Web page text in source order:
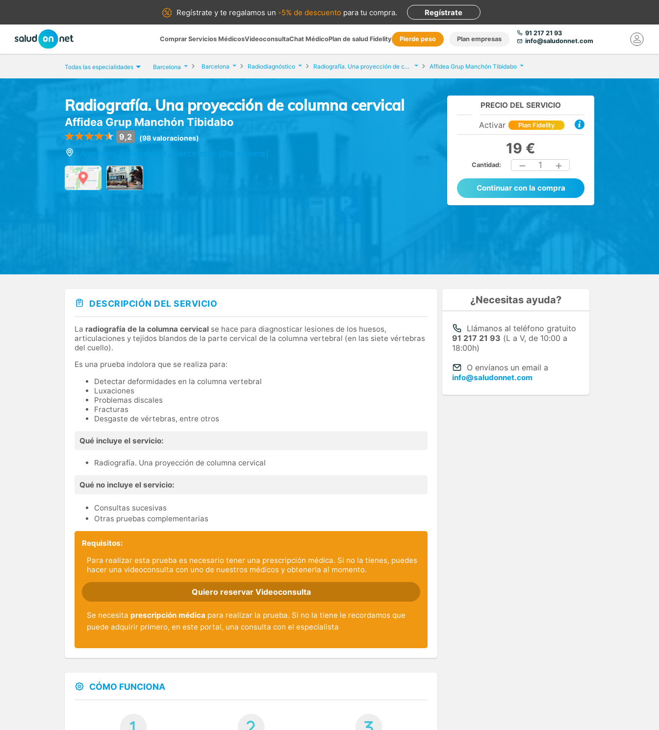
Regístrate yte regalamos un -5% de descuento para tu compra. Regístrate
Comprar Servicios MédicosVideoconsultaChat MédicoPlan de salud Fidelity Pierde peso Plan empresas
91 217 21 93
info@saludonnet.com
Todas las especialidades Barcelona Barcelona Radiodiagnóstico Radiografía. Una proyección de columna cervical Affidea Grup Manchón Tibidabo
Radiografía. Una proyección de columna cervical
Affidea Grup Manchón Tibidabo
9,2 (98 valoraciones)
PRECIO DEL SERVICIO
Activar Plan Fidelity
19 €
Cantidad: 1
Continuar con la compra
DESCRIPCIÓN DEL SERVICIO
La radiografía de la columna cervical se hace para diagnosticar lesiones de los huesos,
articulaciones y tejidos blandos de la parte cervical de la columna vertebral (en las siete vértebras
del cuello).
Es una prueba indolora que se realiza para:
Detectar deformidades en la columna vertebral
Luxaciones
Problemas discales
Fracturas
Desgaste de vértebras, entre otros
Qué incluye el servicio:
Radiografía. Una proyección de columna cervical
Qué no incluye el servicio:
Consultas sucesivas
Otras pruebas complementarias
Requisitos:
Para realizar esta prueba es necesario tener una prescripción médica. Si no la tienes, puedes
hacer una videoconsulta con uno de nuestros médicos y obtenerla al momento.
Quiero reservar Videoconsulta
Se necesita prescripción médica para realizar la prueba. Si no la tiene le recordamos que
puede adquirir primero, en este portal, una consulta con el especialista
CÓMO FUNCIONA
¿Necesitas ayuda?
Llámanos al teléfono gratuito
91 217 21 93 (L a V, de 10:00 a
18:00h)
O envíanos un email a
info@saludonnet.com